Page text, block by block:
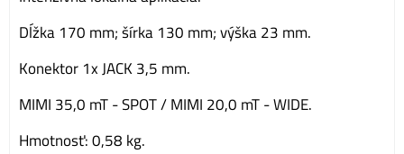
Dĺžka 170 mm; šírka 130 mm; výška 23 mm.
Konektor 1x JACK 3,5 mm.
MIMI 35,0 mT - SPOT / MIMI 20,0 mT - WIDE.
Hmotnosť: 0,58 kg.